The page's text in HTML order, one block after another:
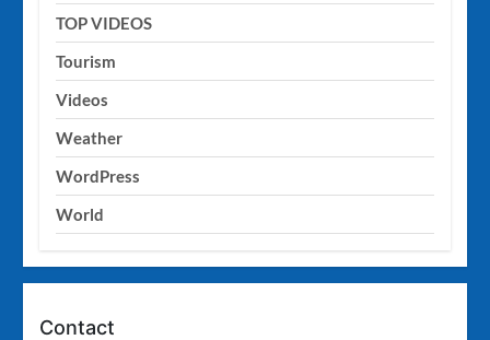
TOP VIDEOS
Tourism
Videos
Weather
WordPress
World
Contact